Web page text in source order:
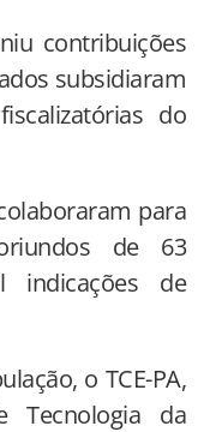
contribuições
subsidiaram
do
para
de 63
de
o TCE-PA,
Tecnologia da